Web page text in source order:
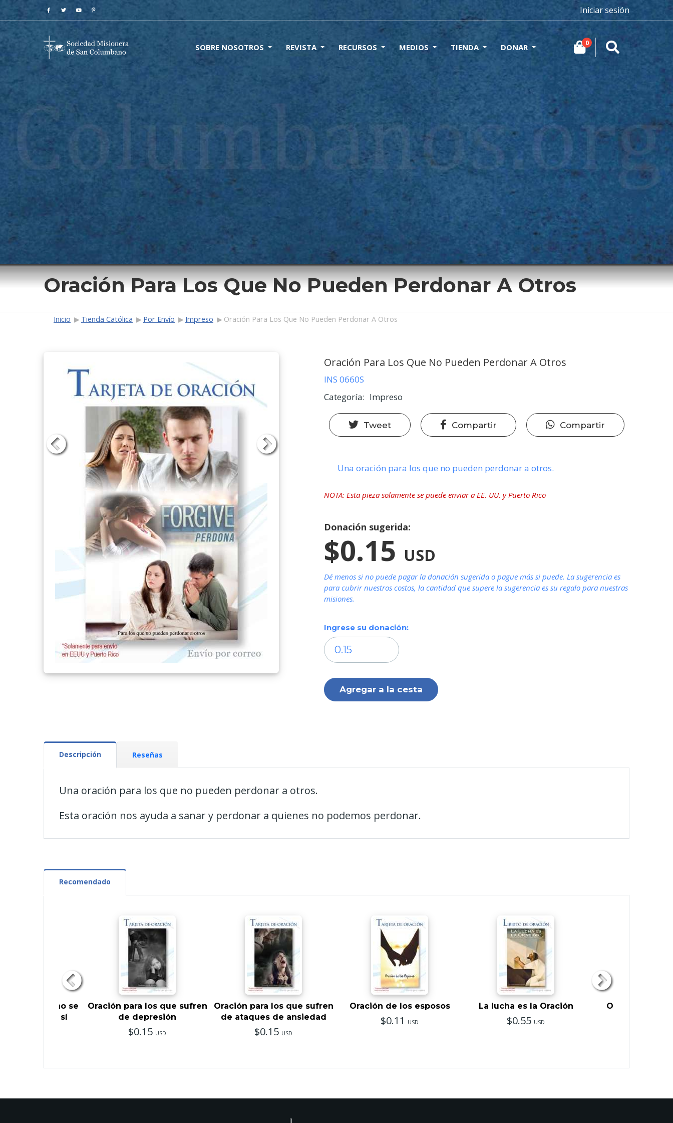
Iniciar sesión
SOBRE NOSOTROS REVISTA RECURSOS MEDIOS TIENDA DONAR 0
Oración Para Los Que No Pueden Perdonar A Otros
Ruta de navegación
Inicio Tienda Católica Por Envío Impreso Oración Para Los Que No Pueden Perdonar A Otros
Oración Para Los Que No Pueden Perdonar A Otros
INS 0660S
Categoría
Impreso
Tweet Compartir Compartir
Una oración para los que no pueden perdonar a otros.
NOTA: Esta pieza solamente se puede enviar a EE. UU. y Puerto Rico
Donación sugerida:
$0.15 USD
Dé menos si no puede pagar la donación sugerida o pague más si puede. La sugerencia es
para cubrir nuestros costos, la cantidad que supere la sugerencia es su regalo para nuestras
misiones.
Ingrese su donación:
Descripción Reseñas
Una oración para los que no pueden perdonar a otros.
Esta oración nos ayuda a sanar y perdonar a quienes no podemos perdonar.
Recomendado
los que no se
perdonar a sí
Oración para los que sufren
de depresión
$0.15 USD
Oración para los que sufren
de ataques de ansiedad
$0.15 USD
Oración de los esposos
$0.11 USD
La lucha es la Oración
$0.55 USD
Oración de la